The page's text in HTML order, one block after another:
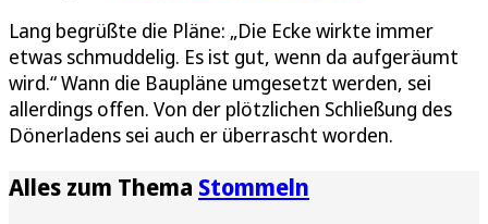
Lang begrüßte die Pläne: „Die Ecke wirkte immer
etwas schmuddelig. Es ist gut, wenn da aufgeräumt
wird.“ Wann die Baupläne umgesetzt werden, sei
allerdings offen. Von der plötzlichen Schließung des
Dönerladens sei auch er überrascht worden.
Alles zum Thema Stommeln